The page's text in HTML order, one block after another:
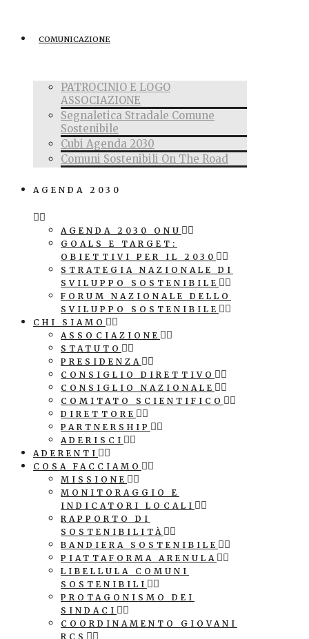
COMUNICAZIONE
PATROCINIO E LOGO
ASSOCIAZIONE
Segnaletica Stradale Comune
Sostenibile
Cubi Agenda 2030
Comuni Sostenibili On The Road
AGENDA 2030
AGENDA 2030 ONU
GOALS E TARGET:
OBIETTIVI PER IL 2030
STRATEGIA NAZIONALE DI
SVILUPPO SOSTENIBILE
FORUM NAZIONALE DELLO
SVILUPPO SOSTENIBILE
CHI SIAMO
ASSOCIAZIONE
STATUTO
PRESIDENZA
CONSIGLIO DIRETTIVO
CONSIGLIO NAZIONALE
COMITATO SCIENTIFICO
DIRETTORE
PARTNERSHIP
ADERISCI
ADERENTI
COSA FACCIAMO
MISSIONE
MONITORAGGIO E
INDICATORI LOCALI
RAPPORTO DI
SOSTENIBILITÀ
BANDIERA SOSTENIBILE
PIATTAFORMA ARENULA
LIBELLULA COMUNI
SOSTENIBILI
PROTAGONISMO DEI
SINDACI
COORDINAMENTO GIOVANI
RCS